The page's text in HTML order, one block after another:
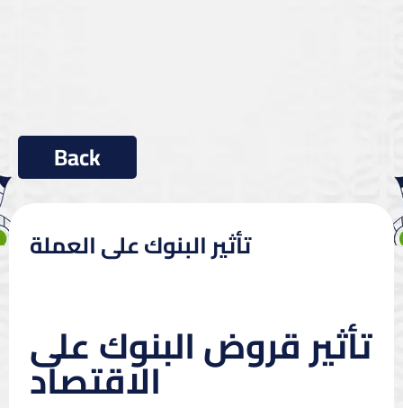
تأثير البنوك على العملة
تأثير قروض البنوك على
الاقتصاد